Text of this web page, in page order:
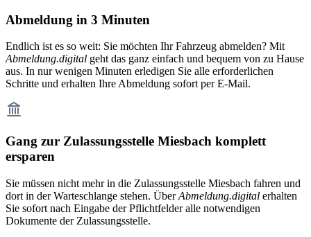
Abmeldung in 3 Minuten
Endlich ist es so weit: Sie möchten Ihr Fahrzeug abmelden? Mit
Abmeldung.digital geht das ganz einfach und bequem von zu Hause
aus. In nur wenigen Minuten erledigen Sie alle erforderlichen
Schritte und erhalten Ihre Abmeldung sofort per E-Mail.
Gang zur Zulassungsstelle Miesbach komplett
ersparen
Sie müssen nicht mehr in die Zulassungsstelle Miesbach fahren und
dort in der Warteschlange stehen. ÜberAbmeldung.digital erhalten
Sie sofort nach Eingabe der Pflichtfelder alle notwendigen
Dokumente der Zulassungsstelle.